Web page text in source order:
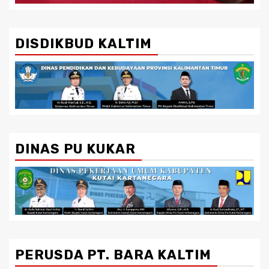
DISDIKBUD KALTIM
DINAS PU KUKAR
PERUSDA PT. BARA KALTIM